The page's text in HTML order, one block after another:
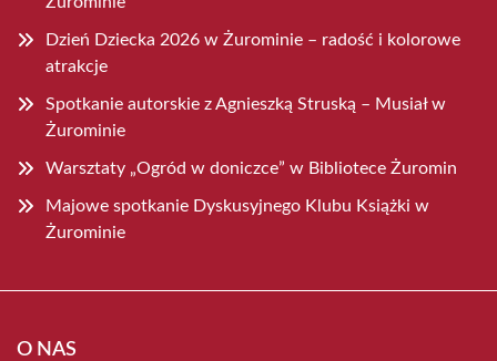
Dzień Dziecka 2026 w Żurominie – radość i kolorowe
atrakcje
Spotkanie autorskie z Agnieszką Struską – Musiał w
Żurominie
Warsztaty „Ogród w doniczce” w Bibliotece Żuromin
Majowe spotkanie Dyskusyjnego Klubu Książki w
Żurominie
O NAS